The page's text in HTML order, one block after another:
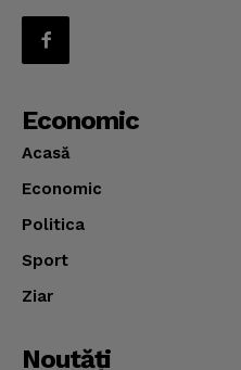
Economic
Acasă
Economic
Politica
Sport
Ziar
Noutăţi